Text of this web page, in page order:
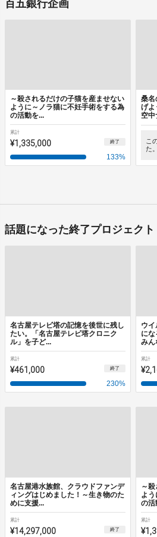
百五銀行企画
～殺されるだけの子猫を産ませない
ように～ノラ猫に不妊手術をする為
の活動を...
累計
¥1,335,000 終了
133%
桑名
げよ
空中
こ
た。
話題になった終了プロジェクト
名古屋テレビ塔の記憶を後世に残し
たい。「名古屋テレビ塔クロニク
ル」を子ど...
累計
¥461,000 終了
230%
ウ
に
みん
累計
名古屋港水族館、クラウドファンデ
ィングはじめました！～生き物のた
めに支援...
累計
¥14,297,000 終了
～
よ
の活
累計